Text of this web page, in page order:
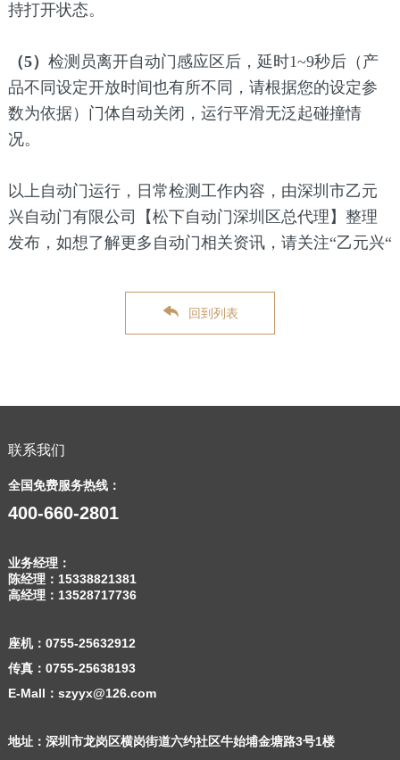
持打开状态。
（5） 检测员离开自动门感应区后，延时1~9秒后（产
品不同设定开放时间也有所不同，请根据您的设定参
数为依据）门体自动关闭，运行平滑无泛起碰撞情
况。
以上自动门运行，日常检测工作内容，由深圳市乙元
兴自动门有限公司【松下自动门深圳区总代理】整理
发布，如想了解更多自动门相关资讯，请关注“乙元兴“
回到列表
联系我们
全国免费服务热线：
400-660-2801
业务经理：
陈经理： 15338821381
高经理： 13528717736
座机： 0755-25632912
传真：0755-25638193
E-Mall：szyyx@126.com
地址：深圳市龙岗区横岗街道六约社区牛始埔金塘路3号1楼